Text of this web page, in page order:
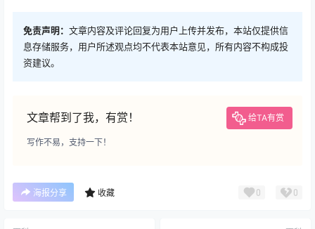
免责声明： 文章内容及评论回复为用户上传并发布，本站仅提供信
息存储服务，用户所述观点均不代表本站意见，所有内容不构成投
资建议。
文章帮到了我，有赏！ 给TA有赏
写作不易，支持一下！
海报分享 收藏 0 0